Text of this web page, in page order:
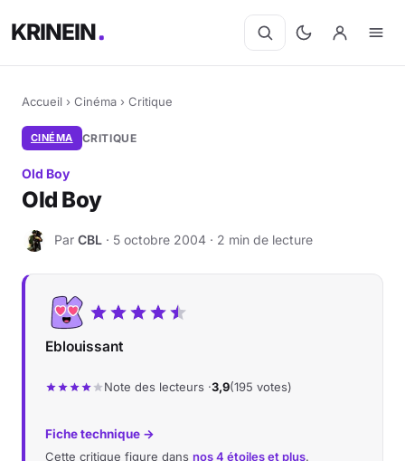
KRINEIN
Accueil › Cinéma › Critique
CINÉMA CRITIQUE
Old Boy
Old Boy
C Par CBL · 5 octobre 2004 · 2 min de lecture
Eblouissant
Note des lecteurs ·3,9(195 votes)
Fiche technique →
Cette critique figure dans nos 4 étoiles et plus.